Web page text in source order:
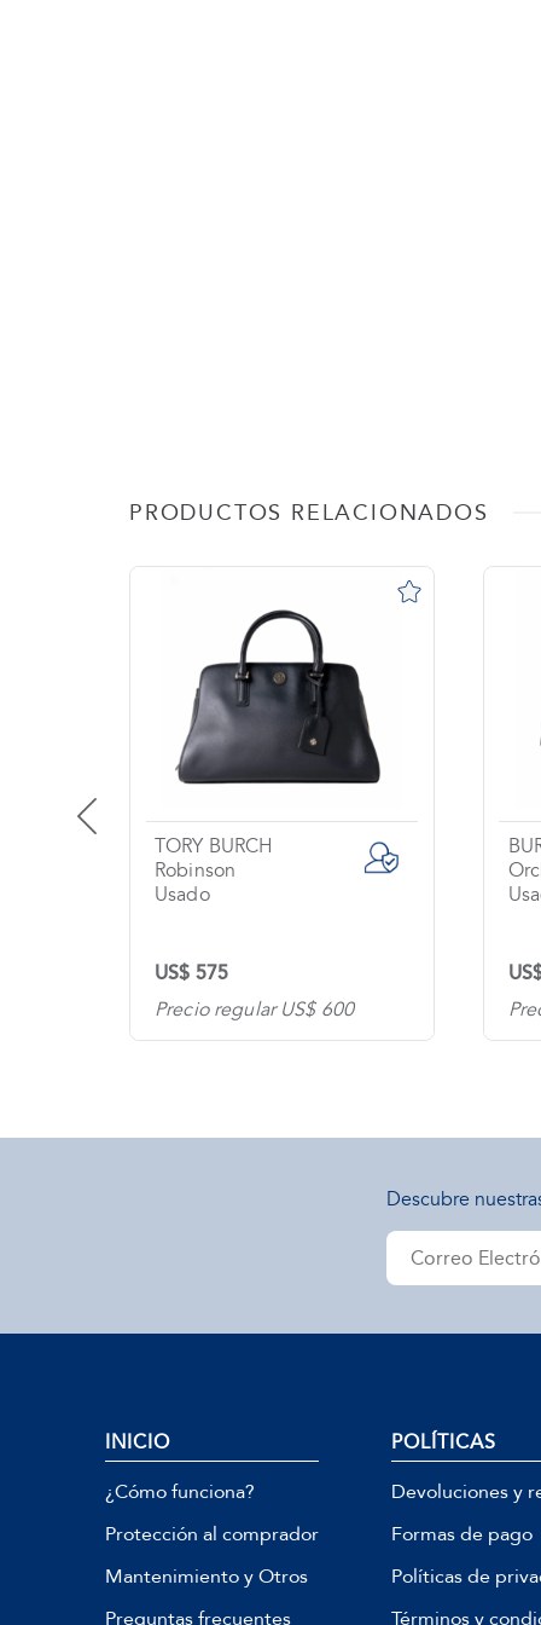
PRODUCTOS RELACIONADOS
TORY BURCH
Robinson
Usado
US$ 575
Precio regular US$ 600
Descubre
INICIO
¿Cómo funciona?
Protección al comprador
Mantenimiento y Otros
Preguntas frecuentes
POLÍTICAS
Devoluciones y
Formas de pago
Políticas de
Términos y